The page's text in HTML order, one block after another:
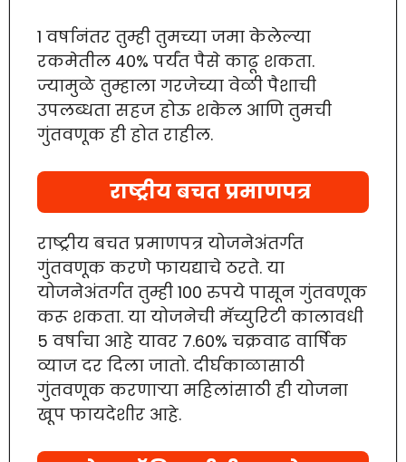
1 वर्षानंतर तुम्ही तुमच्या जमा केलेल्या
रकमेतील 40% पर्यंत पैसे काढू शकता.
ज्यामुळे तुम्हाला गरजेच्या वेळी पैशाची
उपलब्धता सहज होऊ शकेल आणि तुमची
गुंतवणूक ही होत राहील.
राष्ट्रीय बचत प्रमाणपत्र
राष्ट्रीय बचत प्रमाणपत्र योजनेअंतर्गत
गुंतवणूक करणे फायद्याचे ठरते. या
योजनेअंतर्गत तुम्ही 100 रुपये पासून गुंतवणूक
करू शकता. या योजनेची मॅच्युरिटी कालावधी
5 वर्षाचा आहे यावर 7.60% चक्रवाढ वार्षिक
व्याज दर दिला जातो. दीर्घकाळासाठी
गुंतवणूक करणाऱ्या महिलांसाठी ही योजना
खूप फायदेशीर आहे.